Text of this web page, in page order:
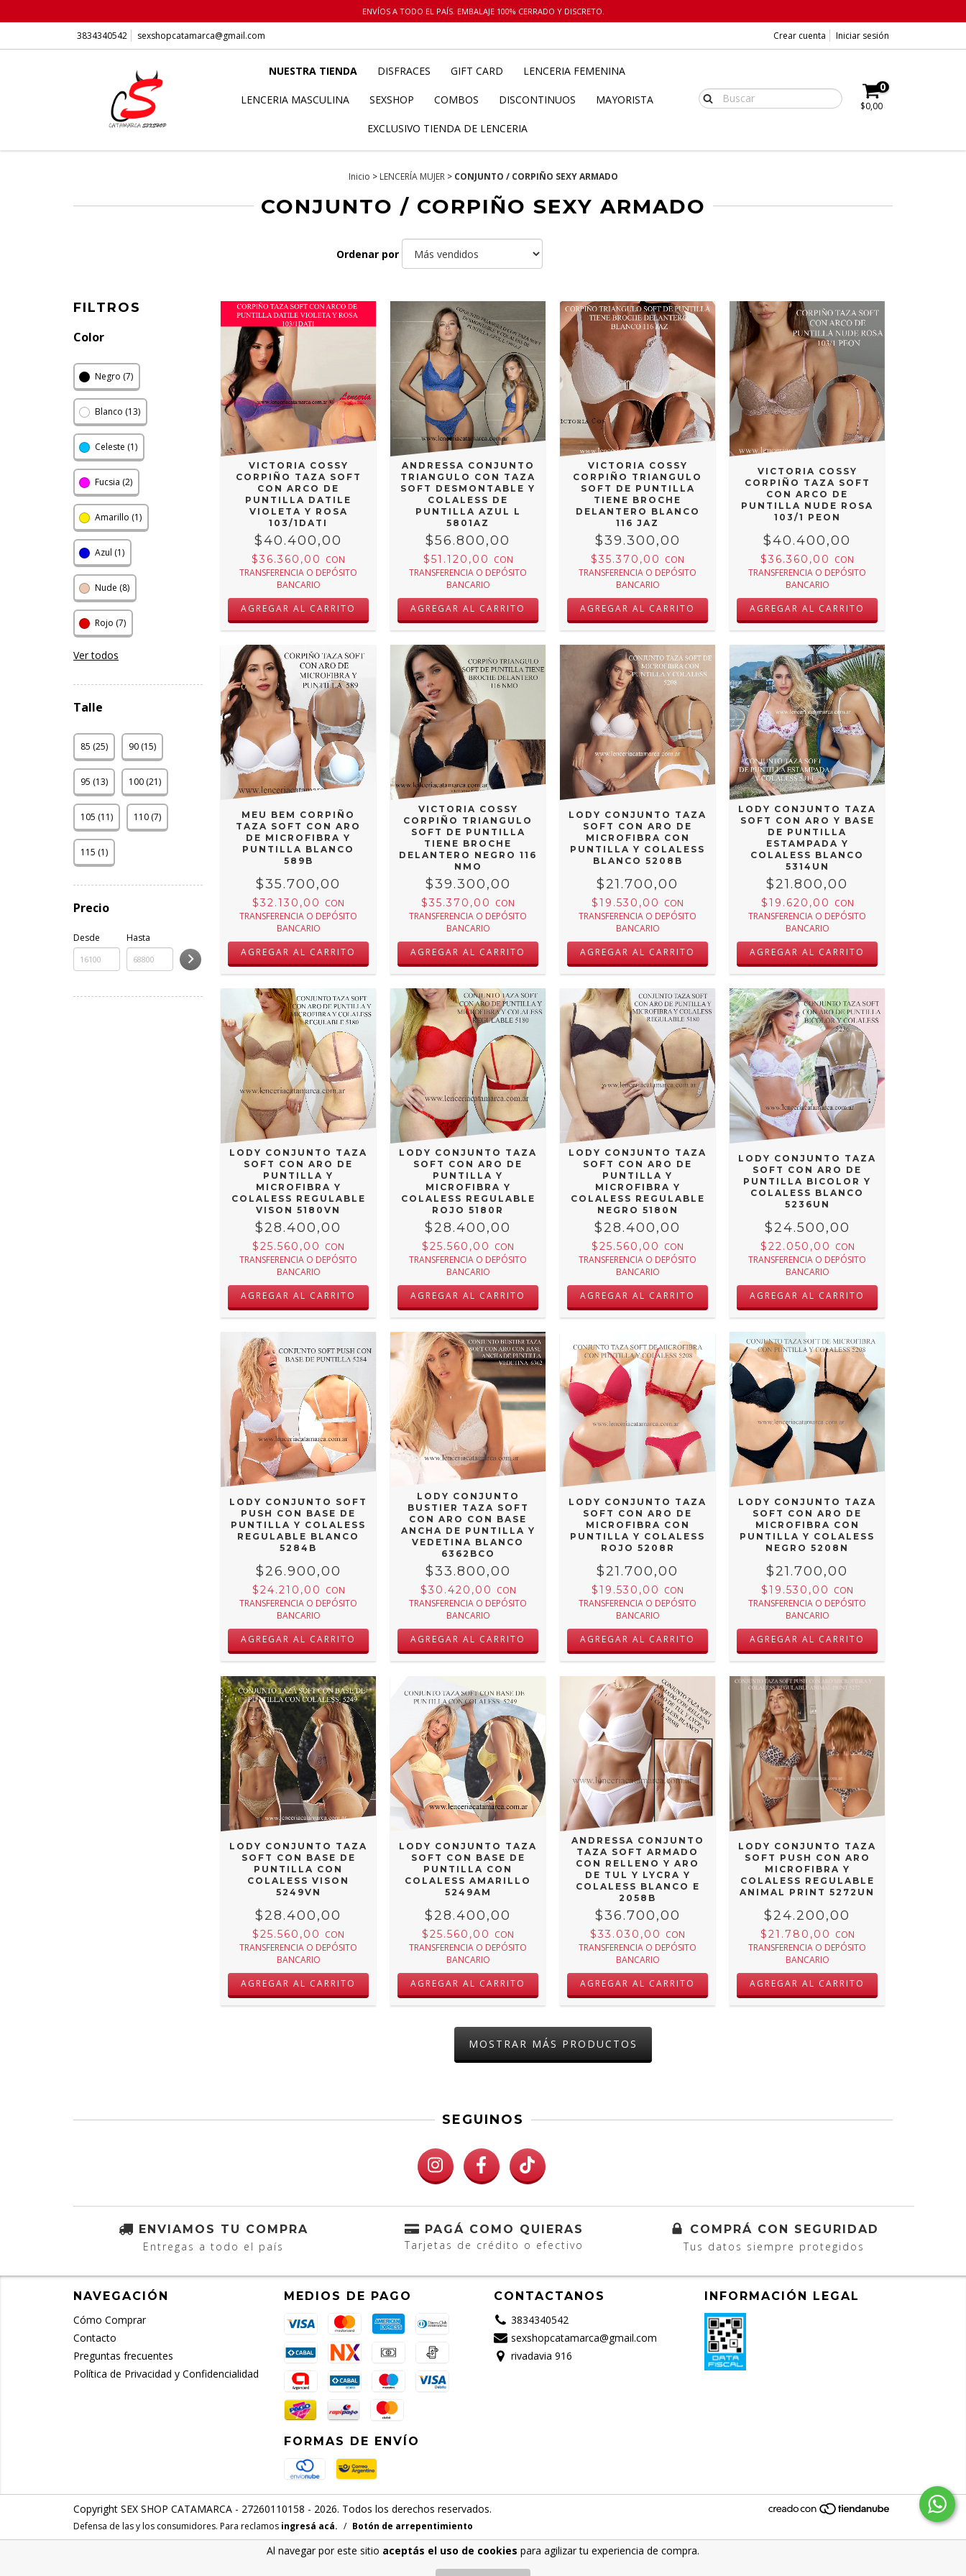
Al navegar por este sitio aceptás el uso de cookies para agilizar tu experiencia de compra.
ENVÍOS A TODO EL PAÍS. EMBALAJE 100% CERRADO Y DISCRETO.
3834340542 sexshopcatamarca@gmail.com Crear cuenta Iniciar sesión
NUESTRA TIENDA DISFRACES GIFT CARD LENCERIA FEMENINA
LENCERIA MASCULINA SEXSHOP COMBOS DISCONTINUOS MAYORISTA
EXCLUSIVO TIENDA DE LENCERIA
0
$0,00
Inicio > LENCERÍA MUJER > CONJUNTO / CORPIÑO SEXY ARMADO
CONJUNTO / CORPIÑO SEXY ARMADO
Ordenar por
FILTROS
Color
Negro (7)
Blanco (13)
Celeste (1)
Fucsia (2)
Amarillo (1)
Azul (1)
Nude (8)
Rojo (7)
Ver todos
Talle
85 (25) 90 (15)
95 (13) 100 (21)
105 (11) 110 (7)
115 (1)
Precio
Desde Hasta
VICTORIA COSSY
CORPIÑO TAZA SOFT
CON ARCO DE
PUNTILLA DATILE
VIOLETA Y ROSA
103/1DATI
$40.400,00
$36.360,00 CON
TRANSFERENCIA O DEPÓSITO
BANCARIO
AGREGAR AL CARRITO
ANDRESSA CONJUNTO
TRIANGULO CON TAZA
SOFT DESMONTABLE Y
COLALESS DE
PUNTILLA AZUL L
5801AZ
$56.800,00
$51.120,00 CON
TRANSFERENCIA O DEPÓSITO
BANCARIO
AGREGAR AL CARRITO
VICTORIA COSSY
CORPIÑO TRIANGULO
SOFT DE PUNTILLA
TIENE BROCHE
DELANTERO BLANCO
116 JAZ
$39.300,00
$35.370,00 CON
TRANSFERENCIA O DEPÓSITO
BANCARIO
AGREGAR AL CARRITO
VICTORIA COSSY
CORPIÑO TAZA SOFT
CON ARCO DE
PUNTILLA NUDE ROSA
103/1 PEON
$40.400,00
$36.360,00 CON
TRANSFERENCIA O DEPÓSITO
BANCARIO
AGREGAR AL CARRITO
MEU BEM CORPIÑO
TAZA SOFT CON ARO
DE MICROFIBRA Y
PUNTILLA BLANCO
589B
$35.700,00
$32.130,00 CON
TRANSFERENCIA O DEPÓSITO
BANCARIO
AGREGAR AL CARRITO
VICTORIA COSSY
CORPIÑO TRIANGULO
SOFT DE PUNTILLA
TIENE BROCHE
DELANTERO NEGRO 116
NMO
$39.300,00
$35.370,00 CON
TRANSFERENCIA O DEPÓSITO
BANCARIO
AGREGAR AL CARRITO
LODY CONJUNTO TAZA
SOFT CON ARO DE
MICROFIBRA CON
PUNTILLA Y COLALESS
BLANCO 5208B
$21.700,00
$19.530,00 CON
TRANSFERENCIA O DEPÓSITO
BANCARIO
AGREGAR AL CARRITO
LODY CONJUNTO TAZA
SOFT CON ARO Y BASE
DE PUNTILLA
ESTAMPADA Y
COLALESS BLANCO
5314UN
$21.800,00
$19.620,00 CON
TRANSFERENCIA O DEPÓSITO
BANCARIO
AGREGAR AL CARRITO
LODY CONJUNTO TAZA
SOFT CON ARO DE
PUNTILLA Y
MICROFIBRA Y
COLALESS REGULABLE
VISON 5180VN
$28.400,00
$25.560,00 CON
TRANSFERENCIA O DEPÓSITO
BANCARIO
AGREGAR AL CARRITO
LODY CONJUNTO TAZA
SOFT CON ARO DE
PUNTILLA Y
MICROFIBRA Y
COLALESS REGULABLE
ROJO 5180R
$28.400,00
$25.560,00 CON
TRANSFERENCIA O DEPÓSITO
BANCARIO
AGREGAR AL CARRITO
LODY CONJUNTO TAZA
SOFT CON ARO DE
PUNTILLA Y
MICROFIBRA Y
COLALESS REGULABLE
NEGRO 5180N
$28.400,00
$25.560,00 CON
TRANSFERENCIA O DEPÓSITO
BANCARIO
AGREGAR AL CARRITO
LODY CONJUNTO TAZA
SOFT CON ARO DE
PUNTILLA BICOLOR Y
COLALESS BLANCO
5236UN
$24.500,00
$22.050,00 CON
TRANSFERENCIA O DEPÓSITO
BANCARIO
AGREGAR AL CARRITO
LODY CONJUNTO SOFT
PUSH CON BASE DE
PUNTILLA Y COLALESS
REGULABLE BLANCO
5284B
$26.900,00
$24.210,00 CON
TRANSFERENCIA O DEPÓSITO
BANCARIO
AGREGAR AL CARRITO
LODY CONJUNTO
BUSTIER TAZA SOFT
CON ARO CON BASE
ANCHA DE PUNTILLA Y
VEDETINA BLANCO
6362BCO
$33.800,00
$30.420,00 CON
TRANSFERENCIA O DEPÓSITO
BANCARIO
AGREGAR AL CARRITO
LODY CONJUNTO TAZA
SOFT CON ARO DE
MICROFIBRA CON
PUNTILLA Y COLALESS
ROJO 5208R
$21.700,00
$19.530,00 CON
TRANSFERENCIA O DEPÓSITO
BANCARIO
AGREGAR AL CARRITO
LODY CONJUNTO TAZA
SOFT CON ARO DE
MICROFIBRA CON
PUNTILLA Y COLALESS
NEGRO 5208N
$21.700,00
$19.530,00 CON
TRANSFERENCIA O DEPÓSITO
BANCARIO
AGREGAR AL CARRITO
LODY CONJUNTO TAZA
SOFT CON BASE DE
PUNTILLA CON
COLALESS VISON
5249VN
$28.400,00
$25.560,00 CON
TRANSFERENCIA O DEPÓSITO
BANCARIO
AGREGAR AL CARRITO
LODY CONJUNTO TAZA
SOFT CON BASE DE
PUNTILLA CON
COLALESS AMARILLO
5249AM
$28.400,00
$25.560,00 CON
TRANSFERENCIA O DEPÓSITO
BANCARIO
AGREGAR AL CARRITO
ANDRESSA CONJUNTO
TAZA SOFT ARMADO
CON RELLENO Y ARO
DE TUL Y LYCRA Y
COLALESS BLANCO E
2058B
$36.700,00
$33.030,00 CON
TRANSFERENCIA O DEPÓSITO
BANCARIO
AGREGAR AL CARRITO
LODY CONJUNTO TAZA
SOFT PUSH CON ARO
MICROFIBRA Y
COLALESS REGULABLE
ANIMAL PRINT 5272UN
$24.200,00
$21.780,00 CON
TRANSFERENCIA O DEPÓSITO
BANCARIO
AGREGAR AL CARRITO
MOSTRAR MÁS PRODUCTOS
SEGUINOS
ENVIAMOS TU COMPRA
Entregas a todo el país
PAGÁ COMO QUIERAS
Tarjetas de crédito o efectivo
COMPRÁ CON SEGURIDAD
Tus datos siempre protegidos
NAVEGACIÓN
Cómo Comprar
Contacto
Preguntas frecuentes
Política de Privacidad y Confidencialidad
MEDIOS DE PAGO
FORMAS DE ENVÍO
CONTACTANOS
3834340542
sexshopcatamarca@gmail.com
rivadavia 916
INFORMACIÓN LEGAL
Copyright SEX SHOP CATAMARCA - 27260110158 - 2026. Todos los derechos reservados.
Defensa de las y los consumidores. Para reclamos ingresá acá. / Botón de arrepentimiento